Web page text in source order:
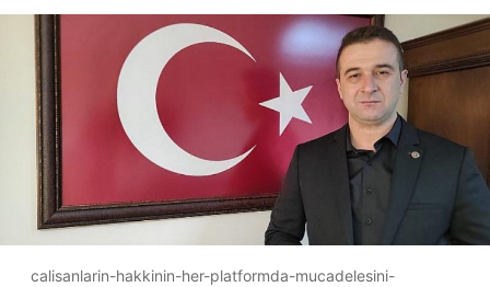
calisanlarin-hakkinin-her-platformda-mucadelesini-